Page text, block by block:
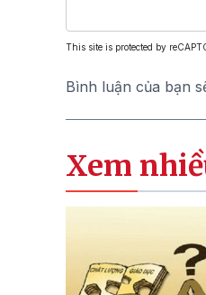
This site is protected by
Bình luận của bạn
Xem